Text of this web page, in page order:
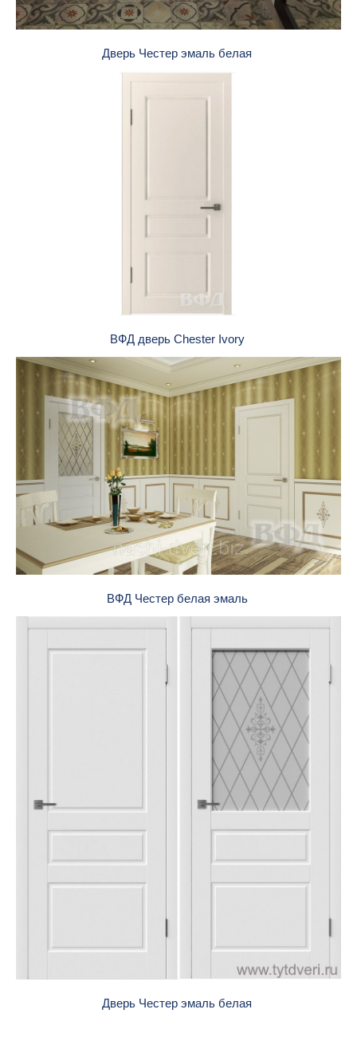
Дверь Честер эмаль белая
ВФД дверь Chester Ivory
ВФД Честер белая эмаль
Дверь Честер эмаль белая